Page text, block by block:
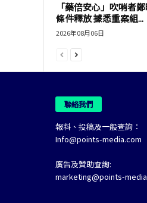
「藥倍安心」吹哨者
條件釋放 據悉重案組...
2026年08月06日
聯絡我們
報料、投稿及一般查詢：
Info@points-media.com
廣告及贊助查詢:
marketing@points-